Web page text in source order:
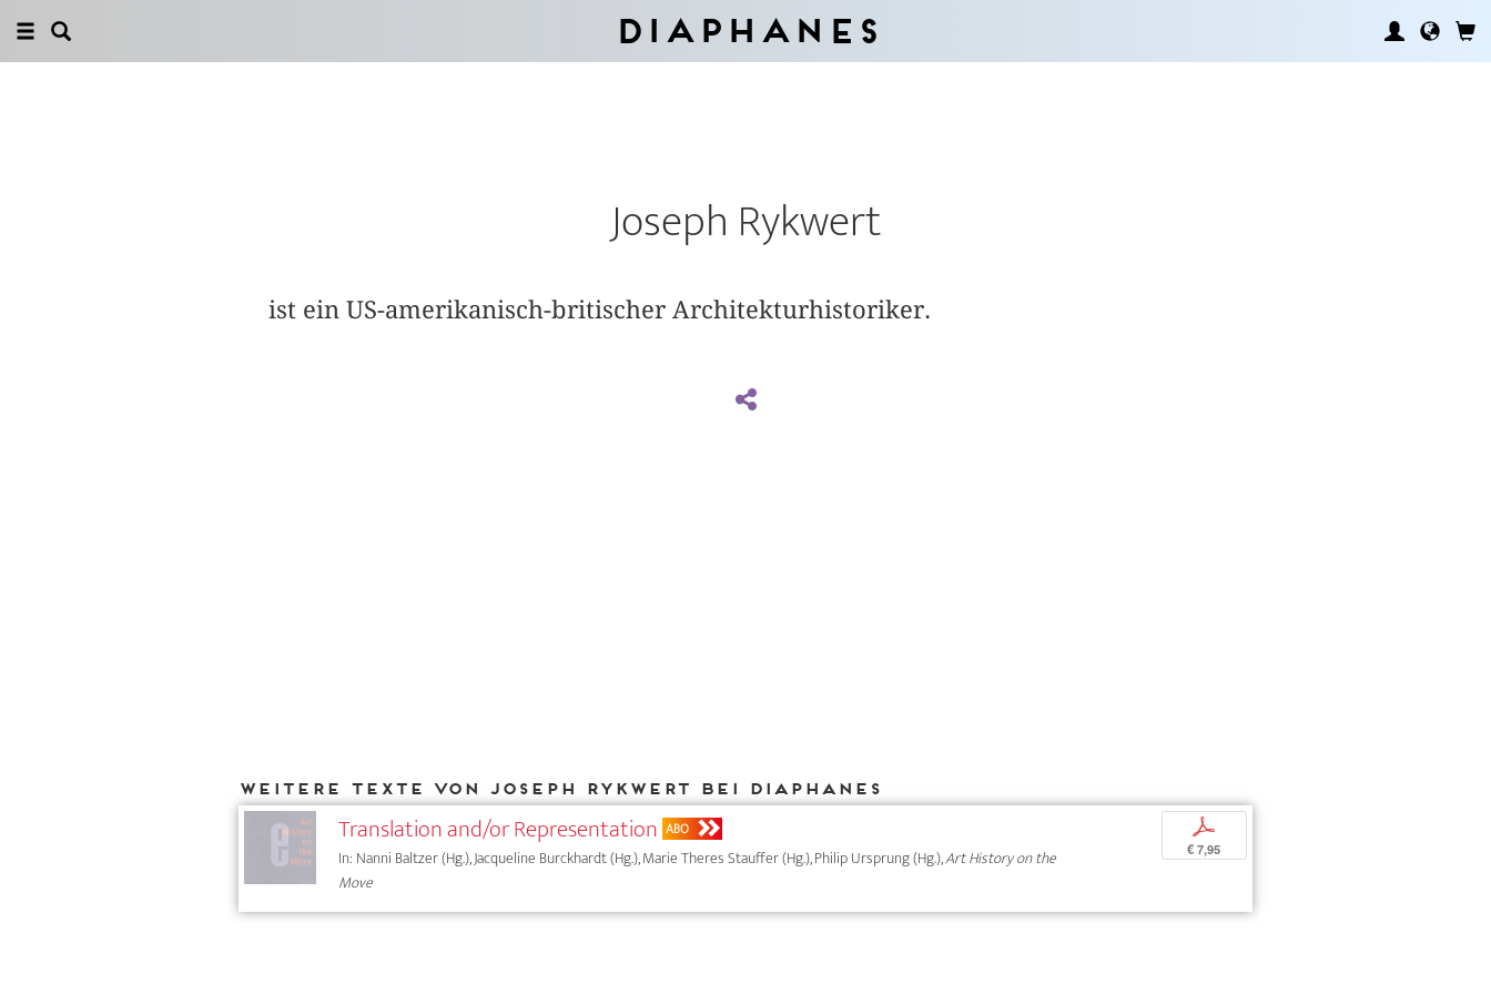
Diaphanes
Joseph Rykwert
ist ein US-amerikanisch-britischer Architekturhistoriker.
Weitere Texte von Joseph Rykwert bei DIAPHANES
Translation and/or Representation ABO
In: Nanni Baltzer (Hg.), Jacqueline Burckhardt (Hg.), Marie Theres Stauffer (Hg.), Philip Ursprung (Hg.),Art History on the
Move
p
€ 7,95